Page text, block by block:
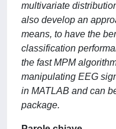
multivariate
also develop an
means, to have the
classification
the fast MPM
manipulating EEG
in MATLAB and can
package.